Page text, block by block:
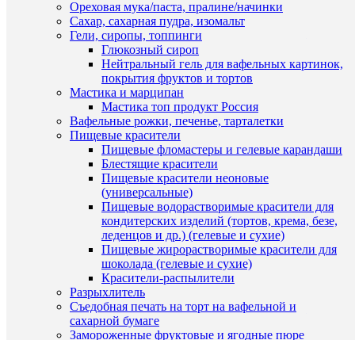
Ореховая мука/паста, пралине/начинки
Сахар, сахарная пудра, изомальт
Гели, сиропы, топпинги
Глюкозный сироп
Нейтральный гель для вафельных картинок,
покрытия фруктов и тортов
Мастика и марципан
Мастика топ продукт Россия
Вафельные рожки, печенье, тарталетки
Пищевые красители
Пищевые фломастеры и гелевые карандаши
Блестящие красители
Пищевые красители неоновые
(универсальные)
Пищевые водорастворимые красители для
кондитерских изделий (тортов, крема, безе,
леденцов и др.) (гелевые и сухие)
Пищевые жирорастворимые красители для
шоколада (гелевые и сухие)
Красители-распылители
Разрыхлитель
Съедобная печать на торт на вафельной и
сахарной бумаге
Замороженные фруктовые и ягодные пюре
К
В
Черный
руб.
В
корзину
Купить